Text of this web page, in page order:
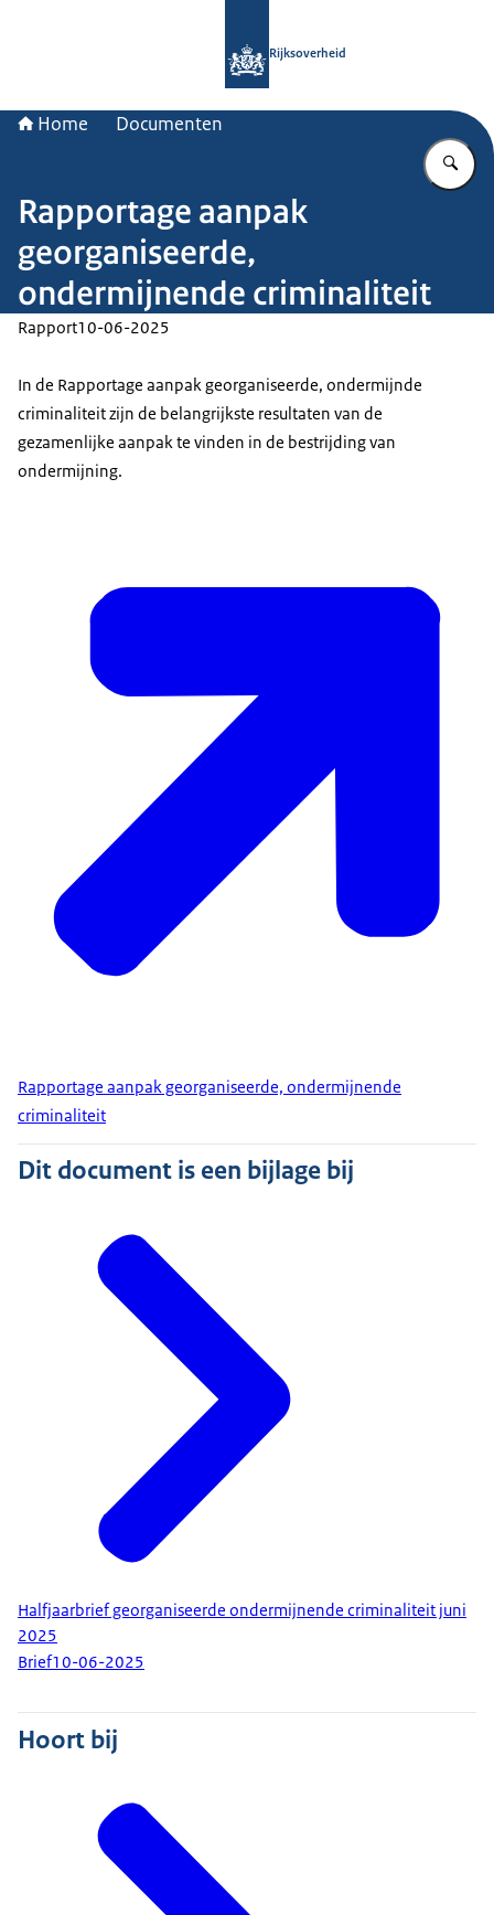
Rijksoverheid
Home Documenten
Rapportage aanpak
georganiseerde,
ondermijnende criminaliteit
Rapport10-06-2025
In de Rapportage aanpak georganiseerde, ondermijnde
criminaliteit zijn de belangrijkste resultaten van de
gezamenlijke aanpak te vinden in de bestrijding van
ondermijning.
Rapportage aanpak georganiseerde, ondermijnende
criminaliteit
Dit document is een bijlage bij
Halfjaarbrief georganiseerde ondermijnende criminaliteit juni
2025
Brief10-06-2025
Hoort bij